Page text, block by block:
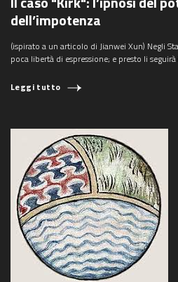
dell’impotenza
(ispirato a un articolo di Jianwei Xun) Negli
poca libertà di espressione; e presto li seguirà
Leggi tutto